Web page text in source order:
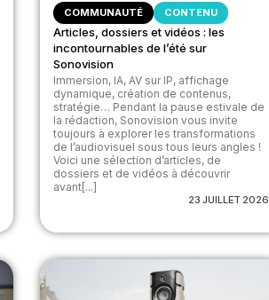
COMMUNAUTÉ CONTENU
Articles, dossiers et vidéos : les
incontournables de l’été sur
Sonovision
Immersion, IA, AV sur IP, affichage
dynamique, création de contenus,
stratégie… Pendant la pause estivale de
la rédaction, Sonovision vous invite
toujours à explorer les transformations
de l’audiovisuel sous tous leurs angles !
Voici une sélection d’articles, de
dossiers et de vidéos à découvrir
avant[...]
23 JUILLET 2026